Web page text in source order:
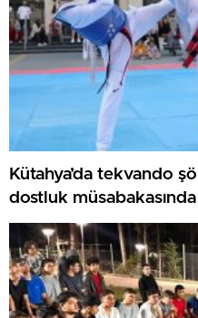
Kütahya’da tekvando
dostluk